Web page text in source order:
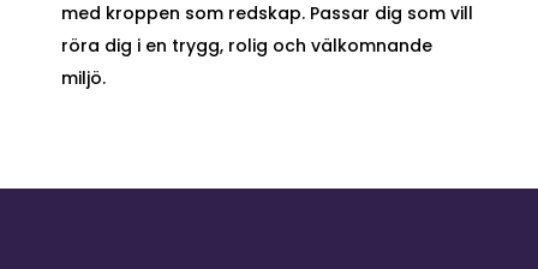
med kroppen som redskap. Passar dig som vill
röra dig i en trygg, rolig och välkomnande
miljö.